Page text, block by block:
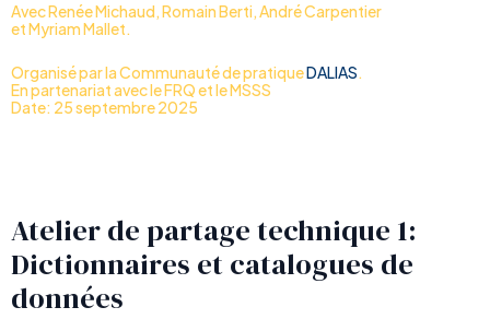
Avec Renée Michaud, Romain Berti, André Carpentier
et Myriam Mallet.
Organisé par la Communauté de pratiqueDALIAS.
En partenariat avec le FRQ et le MSSS
Date: 25 septembre 2025
Atelier de partage technique 1:
Dictionnaires et catalogues de
données